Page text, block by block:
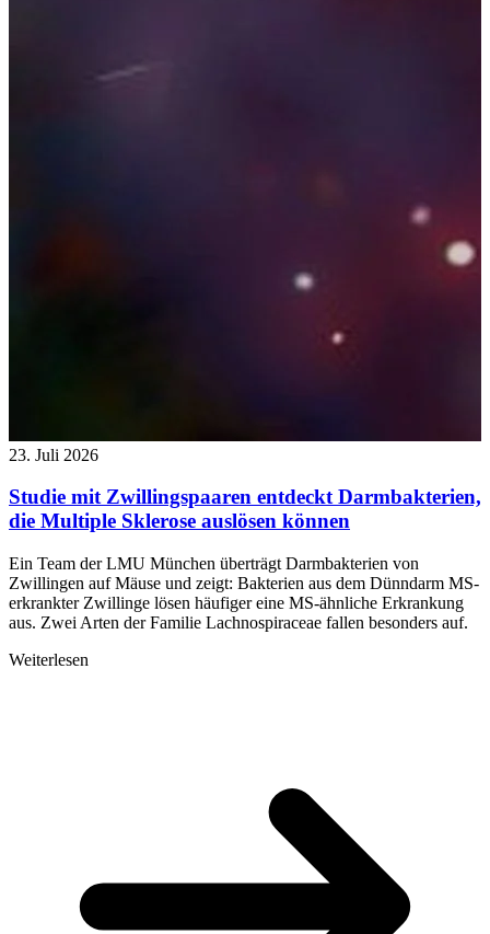
23. Juli 2026
Studie mit Zwillingspaaren entdeckt Darmbakterien,
die Multiple Sklerose auslösen können
Ein Team der LMU München überträgt Darmbakterien von
Zwillingen auf Mäuse und zeigt: Bakterien aus dem Dünndarm MS-
erkrankter Zwillinge lösen häufiger eine MS-ähnliche Erkrankung
aus. Zwei Arten der Familie Lachnospiraceae fallen besonders auf.
Weiterlesen